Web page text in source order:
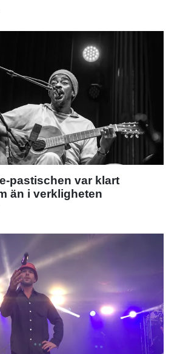
pastischen var klart
än i verkligheten